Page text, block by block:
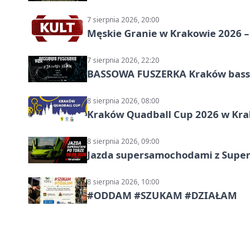
7 sierpnia 2026, 20:00
Męskie Granie w Krakowie 2026
7 sierpnia 2026, 22:20
BASSOWA FUSZERKA Kraków bass
8 sierpnia 2026, 08:00
Kraków Quadball Cup 2026 w
8 sierpnia 2026, 09:00
Jazda supersamochodami z
8 sierpnia 2026, 10:00
#ODDAM #SZUKAM #DZIAŁAM